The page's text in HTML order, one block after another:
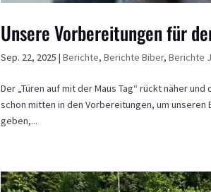
Unsere Vorbereitungen für
Sep. 22, 2025 |Berichte,Berichte Biber,Berichte
Der „Türen auf mit der Maus Tag“ rückt näher
schon mitten in den Vorbereitungen, um
geben,...